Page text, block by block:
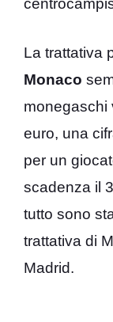
La trattativa
Monaco
monegaschi
euro, una
per un
scadenza il
tutto sono
trattativa di
Madrid.